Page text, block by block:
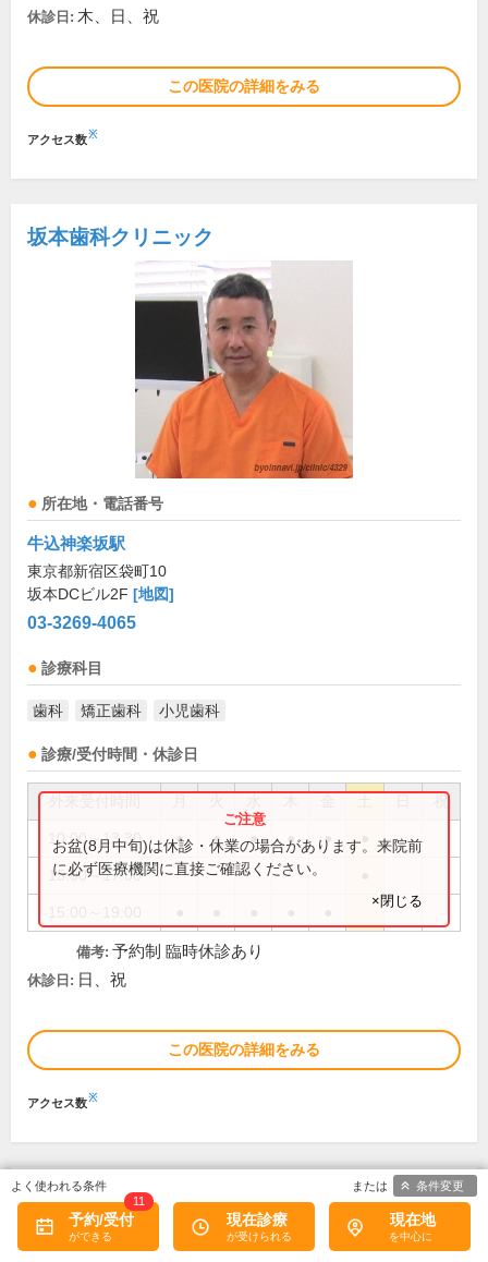
休診日: 木、日、祝
この医院の詳細をみる
アクセス数※
坂本歯科クリニック
所在地・電話番号
牛込神楽坂駅
東京都新宿区袋町10
坂本DCビル2F [地図]
03-3269-4065
診療科目
歯科 矯正歯科 小児歯科
診療/受付時間・休診日
祝
10:00～13:30 ● ● ● ● ●
15:00～17:00
お盆(8月中旬)は休診・休業の場合があります。来院前
に必ず医療機関に直接ご確認ください。
×閉じる
備考: 予約制 臨時休診あり
休診日: 日、祝
この医院の詳細をみる
アクセス数※
東京医科大学病院
口コミ 1 件
予約/受付
11
現在診療 現在地
条件変更